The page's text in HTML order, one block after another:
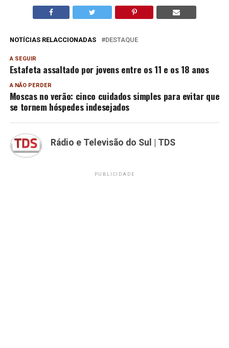
NOTÍCIAS RELACCIONADAS DESTAQUE
A SEGUIR
Estafeta assaltado por jovens entre os 11 e os 18 anos
A NÃO PERDER
Moscas no verão: cinco cuidados simples para evitar que
se tornem hóspedes indesejados
Rádio e Televisão do Sul | TDS
PUBLICIDADE